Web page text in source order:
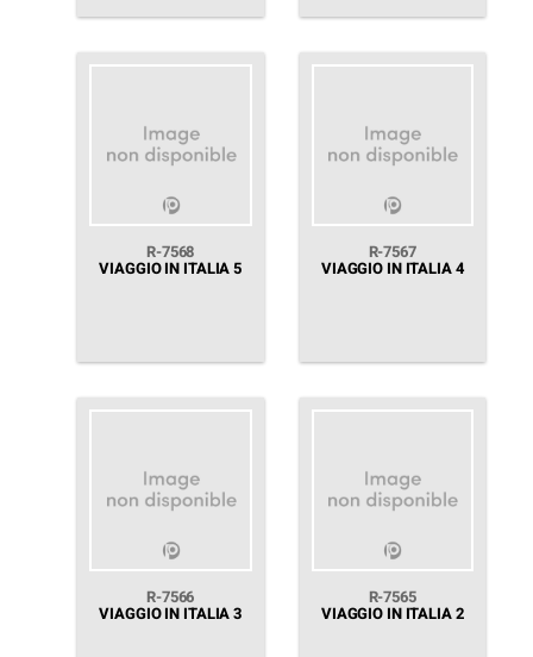
R-7568
VIAGGIO IN ITALIA 5
R-7567
VIAGGIO IN ITALIA 4
R-7566
VIAGGIO IN ITALIA 3
R-7565
VIAGGIO IN ITALIA 2